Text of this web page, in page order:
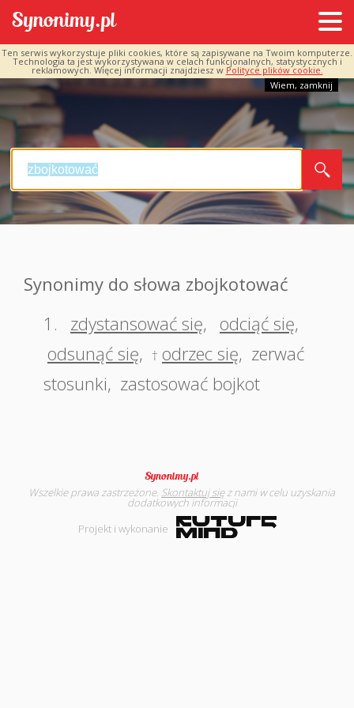
Ten serwis wykorzystuje pliki cookies, które są zapisywane na Twoim komputerze.
Technologia ta jest wykorzystywana w celach funkcjonalnych, statystycznych i
reklamowych. Więcej informacji znajdziesz w Polityce plików cookie.
Wiem, zamknij
Synonimy do słowa zbojkotować
1.
zdystansować się, odciąć się,
odsunąć się, † odrzec się, zerwać
stosunki, zastosować bojkot
Wszelkie prawa zastrzeżone. Skontaktuj sięz nami w celu uzyskania
dodatkowych informacji
Projekt i wykonanie